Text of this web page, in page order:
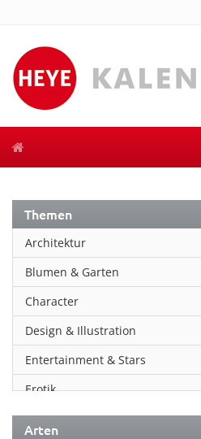
Themen
Architektur
Blumen & Garten
Character
Design & Illustration
Entertainment & Stars
Erotik
Essen & Trinken
Arten